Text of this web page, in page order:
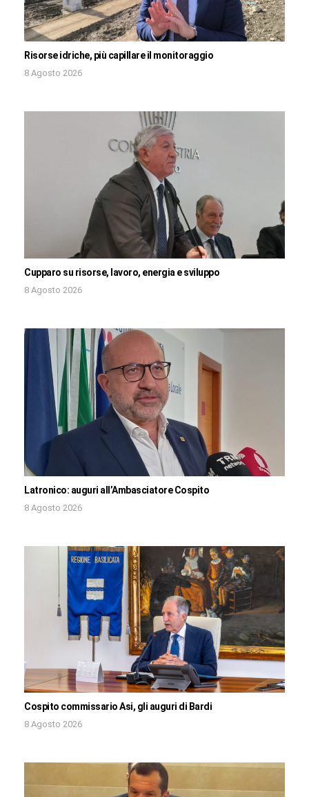
Risorse idriche, più capillare il monitoraggio
8 Agosto 2026
Cupparo su risorse, lavoro, energia e sviluppo
8 Agosto 2026
Latronico: auguri all’Ambasciatore Cospito
8 Agosto 2026
Cospito commissario Asi, gli auguri di Bardi
8 Agosto 2026